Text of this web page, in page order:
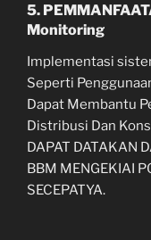
5.
Monitoring
Implementasi
Seperti
Dapat Membantu
Distribusi Dan
DAPAT DATAKAN
BBM MENGEKIAI
SECEPATYA.